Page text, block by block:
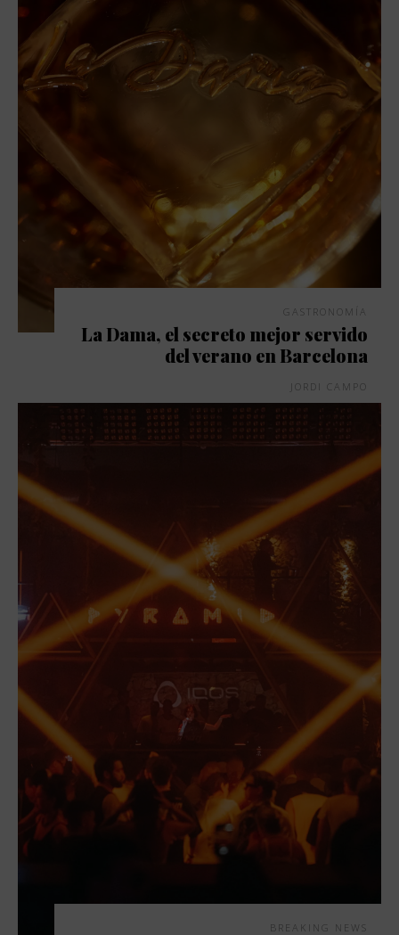
GASTRONOMÍA
La Dama, el secreto mejor servido
del verano en Barcelona
JORDI CAMPO
BREAKING NEWS